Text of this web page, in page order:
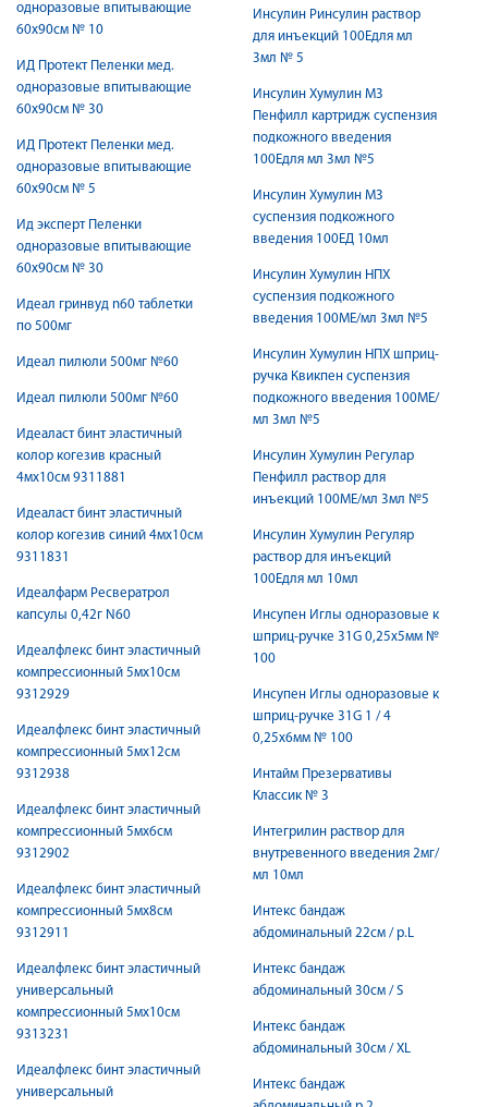
одноразовые впитывающие
60x90см № 10
ИД Протект Пеленки мед.
одноразовые впитывающие
60x90см № 30
ИД Протект Пеленки мед.
одноразовые впитывающие
60x90см № 5
Ид эксперт Пеленки
одноразовые впитывающие
60x90см № 30
Идеал гринвуд n60 таблетки
по 500мг
Идеал пилюли 500мг №60
Идеал пилюли 500мг №60
Идеаласт бинт эластичный
колор когезив красный
4мх10см 9311881
Идеаласт бинт эластичный
колор когезив синий 4мх10см
9311831
Идеалфарм Ресвератрол
капсулы 0,42г N60
Идеалфлекс бинт эластичный
компрессионный 5мх10см
9312929
Идеалфлекс бинт эластичный
компрессионный 5мх12см
9312938
Идеалфлекс бинт эластичный
компрессионный 5мх6см
9312902
Идеалфлекс бинт эластичный
компрессионный 5мх8см
9312911
Идеалфлекс бинт эластичный
универсальный
компрессионный 5мх10см
9313231
Идеалфлекс бинт эластичный
универсальный
Инсулин Ринсулин раствор
для инъекций 100Едля мл
3мл № 5
Инсулин Хумулин М3
Пенфилл картридж суспензия
подкожного введения
100Едля мл 3мл №5
Инсулин Хумулин МЗ
суспензия подкожного
введения 100ЕД 10мл
Инсулин Хумулин НПХ
суспензия подкожного
введения 100МЕ/мл 3мл №5
Инсулин Хумулин НПХ шприц-
ручка Квикпен суспензия
подкожного введения 100МЕ/
мл 3мл №5
Инсулин Хумулин Регулар
Пенфилл раствор для
инъекций 100МЕ/мл 3мл №5
Инсулин Хумулин Регуляр
раствор для инъекций
100Едля мл 10мл
Инсупен Иглы одноразовые к
шприц-ручке 31G 0,25x5мм №
100
Инсупен Иглы одноразовые к
шприц-ручке 31G 1 / 4
0,25x6мм № 100
Интайм Презервативы
Классик № 3
Интегрилин раствор для
внутревенного введения 2мг/
мл 10мл
Интекс бандаж
абдоминальный 22см / р.L
Интекс бандаж
абдоминальный 30см / S
Интекс бандаж
абдоминальный 30см / XL
Интекс бандаж